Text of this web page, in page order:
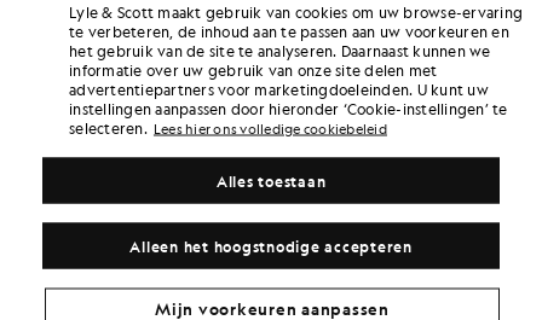
Lyle & Scott maakt gebruik van cookies om uw browse-ervaring
te verbeteren, de inhoud aan te passen aan uw voorkeuren en
het gebruik van de site te analyseren. Daarnaast kunnen we
informatie over uw gebruik van onze site delen met
advertentiepartners voor marketingdoeleinden. U kunt uw
instellingen aanpassen door hieronder ‘Cookie-instellingen’ te
selecteren. Lees hier ons volledige cookiebeleid
Alleen het hoogstnodige accepteren
Alles toestaan
Mijn voorkeuren aanpassen